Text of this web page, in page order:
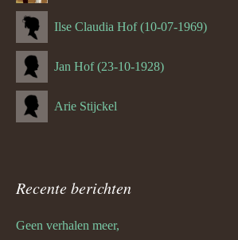
Ilse Claudia Hof (10-07-1969)
Jan Hof (23-10-1928)
Arie Stijckel
Recente berichten
Geen verhalen meer,